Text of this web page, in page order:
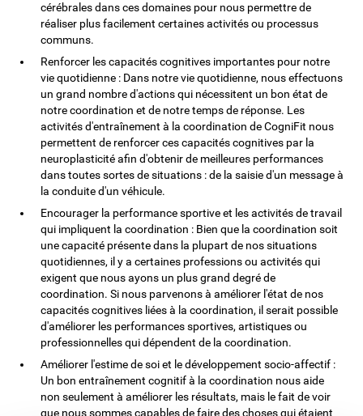
cérébrales dans ces domaines pour nous permettre de
réaliser plus facilement certaines activités ou processus
communs.
Renforcer les capacités cognitives importantes pour notre
vie quotidienne : Dans notre vie quotidienne, nous effectuons
un grand nombre d'actions qui nécessitent un bon état de
notre coordination et de notre temps de réponse. Les
activités d'entraînement à la coordination de CogniFit nous
permettent de renforcer ces capacités cognitives par la
neuroplasticité afin d'obtenir de meilleures performances
dans toutes sortes de situations : de la saisie d'un message à
la conduite d'un véhicule.
Encourager la performance sportive et les activités de travail
qui impliquent la coordination : Bien que la coordination soit
une capacité présente dans la plupart de nos situations
quotidiennes, il y a certaines professions ou activités qui
exigent que nous ayons un plus grand degré de
coordination. Si nous parvenons à améliorer l'état de nos
capacités cognitives liées à la coordination, il serait possible
d'améliorer les performances sportives, artistiques ou
professionnelles qui dépendent de la coordination.
Améliorer l'estime de soi et le développement socio-affectif :
Un bon entraînement cognitif à la coordination nous aide
non seulement à améliorer les résultats, mais le fait de voir
que nous sommes capables de faire des choses qui étaient